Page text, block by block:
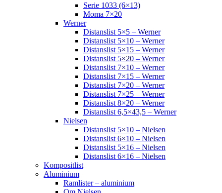
Serie 1033 (6×13)
Moma 7×20
Werner
Distanslist 5×5 – Werner
Distanslist 5×10 – Werner
Distanslist 5×15 – Werner
Distanslist 5×20 – Werner
Distanslist 7×10 – Werner
Distanslist 7×15 – Werner
Distanslist 7×20 – Werner
Distanslist 7×25 – Werner
Distanslist 8×20 – Werner
Distanslist 6,5×43,5 – Werner
Nielsen
Distanslist 5×10 – Nielsen
Distanslist 6×10 – Nielsen
Distanslist 5×16 – Nielsen
Distanslist 6×16 – Nielsen
Kompositlist
Aluminium
Ramlister – aluminium